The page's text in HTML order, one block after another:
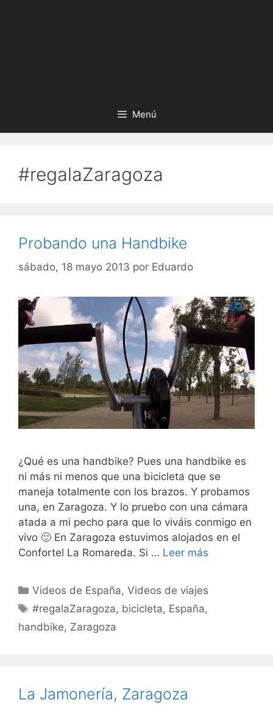
Menú
#regalaZaragoza
Probando una Handbike
sábado, 18 mayo 2013 por Eduardo
¿Qué es una handbike? Pues una handbike es
ni más ni menos que una bicicleta que se
maneja totalmente con los brazos. Y probamos
una, en Zaragoza. Y lo pruebo con una cámara
atada a mi pecho para que lo viváis conmigo en
vivo 🙂 En Zaragoza estuvimos alojados en el
Confortel La Romareda. Si … Leer más
Categorías
Videos de España,Videos de viajes
Etiquetas
#regalaZaragoza, bicicleta, España,
handbike, Zaragoza
La Jamonería, Zaragoza